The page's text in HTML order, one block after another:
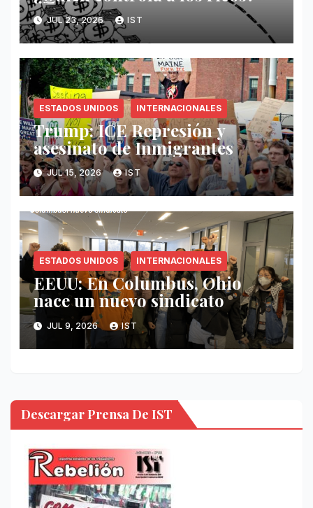
JUL 23, 2026 IST
ESTADOS UNIDOS INTERNACIONALES
Trump: ICE Represión y
asesinato de Inmigrantes
JUL 15, 2026 IST
ESTADOS UNIDOS INTERNACIONALES
EEUU: En Columbus, Ohio
nace un nuevo sindicato
JUL 9, 2026 IST
Descargar Prensa De IST